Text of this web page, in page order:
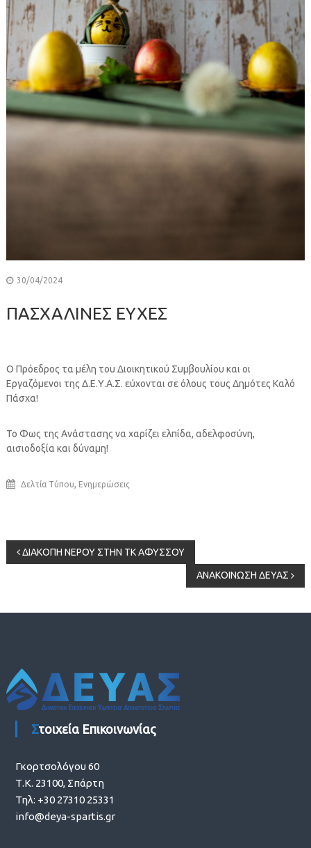
30/04/2024
ΠΑΣΧΑΛΙΝΕΣ ΕΥΧΕΣ
Ο Πρόεδρος τα μέλη του Διοικητικού Συμβουλίου και οι
Εργαζόμενοι της Δ.Ε.Υ.Α.Σ. εύχονται σε όλους τους Δημότες Καλό
Πάσχα!
Το Φως της Ανάστασης να χαρίζει ελπίδα, αδελφοσύνη,
αισιοδοξία και δύναμη!
Δελτία Τύπου, Ενημερώσεις
Πλοήγηση
ΔΙΑΚΟΠΗ ΝΕΡΟΥ ΣΤΗΝ ΤΚ ΑΦΥΣΣΟΥ
ΑΝΑΚΟΙΝΩΣΗ ΔΕΥΑΣ
Στοιχεία Επικοινωνίας
Γκορτσολόγου 60
Τ.Κ. 23100, Σπάρτη
Τηλ: +30 27310 25331
info@deya-spartis.gr